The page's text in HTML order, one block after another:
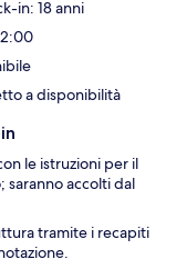
in: 18 anni
a disponibilità
le istruzioni per il
saranno accolti dal
tramite i recapiti